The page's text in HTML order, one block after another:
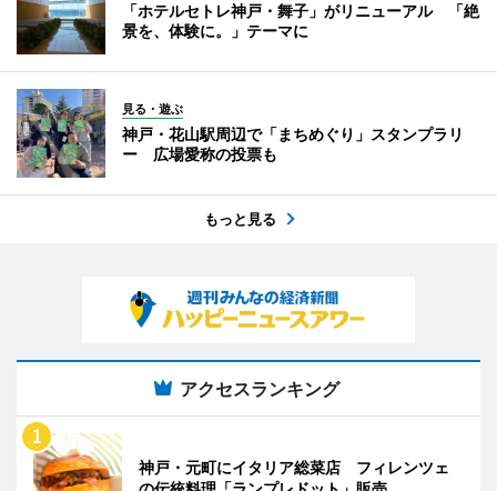
「ホテルセトレ神戸・舞子」がリニューアル 「絶
景を、体験に。」テーマに
見る・遊ぶ
神戸・花山駅周辺で「まちめぐり」スタンプラリ
ー 広場愛称の投票も
もっと見る
アクセスランキング
神戸・元町にイタリア総菜店 フィレンツェ